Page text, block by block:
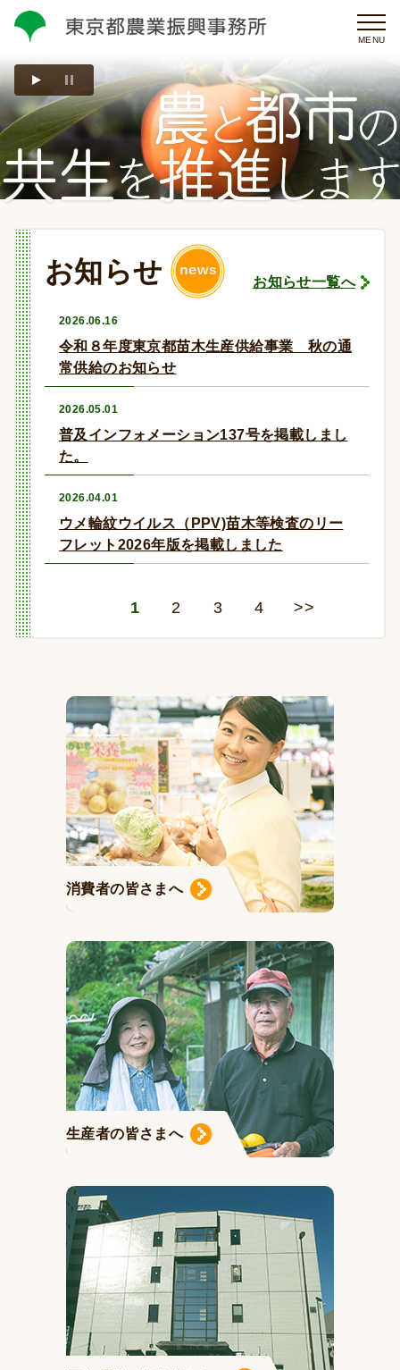
MENU
お知らせ お知らせ一覧へ
2026.06.16
令和８年度東京都苗木生産供給事業 秋の通
常供給のお知らせ
2026.05.01
普及インフォメーション137号を掲載しまし
た。
2026.04.01
ウメ輪紋ウイルス（PPV)苗木等検査のリー
フレット2026年版を掲載しました
1 2 3 4 >>
消費者の皆さまへ
生産者の皆さまへ